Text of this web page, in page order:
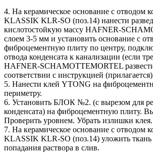
4. На керамическое основание с отводом
KLASSIK KLR-SO (поз.14) нанести
кислотостойкую массу HAFNER-
слоем 3-5 мм и установить основание с
фиброцементную плиту по центру,
отвода конденсата к канализации (если
HAFNER-SCHAMOTTEMORTEL
соответствии с инструкцией
5. Нанести клей YTONG на
периметру.
6. Установить БЛОК №2. (с вырезом для
конденсата) на фиброцементную плиту.
Проверить уровнем. Убрать излишки клея.
7. На керамическое основание с отводом
KLASSIK KLR-SO (поз.14) уложить
попадания раствора в слив.